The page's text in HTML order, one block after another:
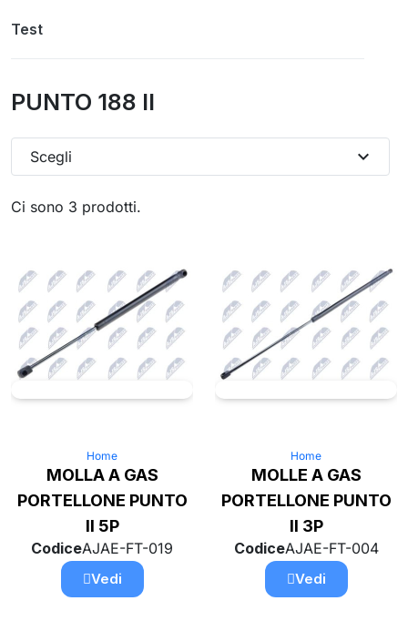
Test
PUNTO 188 II
Ci sono 3 prodotti.
Scegli expand_more
Home
MOLLA A GAS
PORTELLONE PUNTO
II 5P
CodiceAJAE-FT-019
Vedi
Home
MOLLE A GAS
PORTELLONE PUNTO
II 3P
CodiceAJAE-FT-004
Vedi